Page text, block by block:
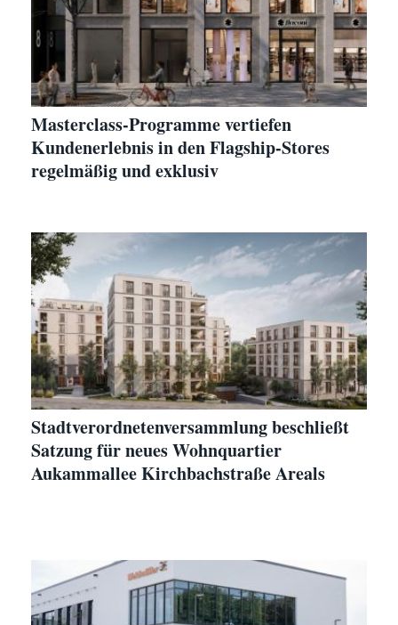
Masterclass-Programme vertiefen
Kundenerlebnis in den Flagship-Stores
regelmäßig und exklusiv
Stadtverordnetenversammlung beschließt
Satzung für neues Wohnquartier
Aukammallee Kirchbachstraße Areals